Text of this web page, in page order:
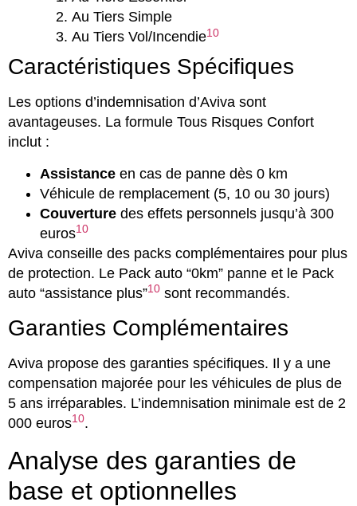
Au Tiers Simple
Au Tiers Vol/Incendie10
Caractéristiques Spécifiques
Les options d’indemnisation d’Aviva sont
avantageuses. La formule Tous Risques Confort
inclut :
Assistance en cas de panne dès 0 km
Véhicule de remplacement (5, 10 ou 30 jours)
Couverture des effets personnels jusqu’à 300
euros10
Aviva conseille des packs complémentaires pour plus
de protection. Le Pack auto “0km” panne et le Pack
auto “assistance plus”10 sont recommandés.
Garanties Complémentaires
Aviva propose des garanties spécifiques. Il y a une
compensation majorée pour les véhicules de plus de
5 ans irréparables. L’indemnisation minimale est de 2
000 euros10.
Analyse des garanties de
base et optionnelles